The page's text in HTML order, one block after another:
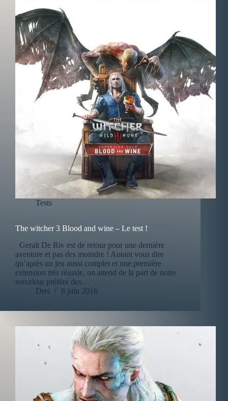
Tests
The witcher 3 Blood and wine – Le test !
Geralt De Riv est de retour pour une dernière
aventure et pas des moindre ! Autant vous dire
qu’après un jeu aussi complet et une première
extension très réussie, on attend de la part de notre
sorceleur préféré des…
Drei
8 juin 2016